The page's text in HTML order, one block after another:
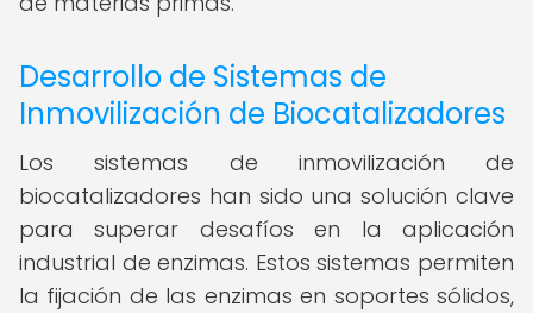
Desarrollo de Sistemas de
Inmovilización de Biocatalizadores
Los sistemas de inmovilización de
biocatalizadores han sido una solución clave
para superar desafíos en la aplicación
industrial de enzimas. Estos sistemas permiten
la fijación de las enzimas en soportes sólidos,